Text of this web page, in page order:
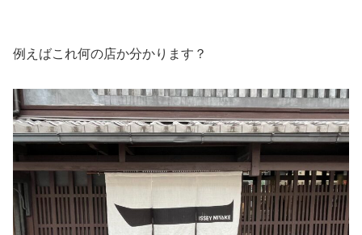
例えばこれ何の店か分かります？